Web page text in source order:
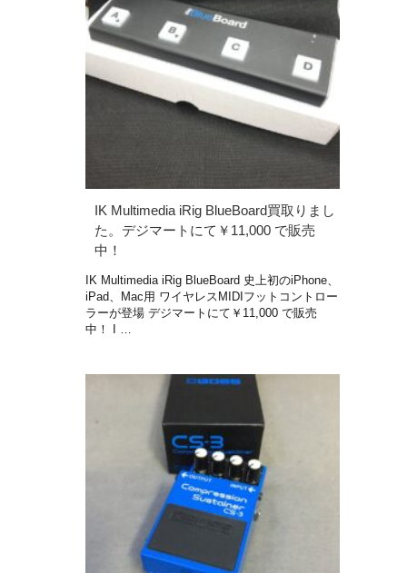
IK Multimedia iRig BlueBoard買取りまし
た。デジマートにて￥11,000 で販売
中！
IK Multimedia iRig BlueBoard 史上初のiPhone、
iPad、Mac用 ワイヤレスMIDIフットコントロー
ラーが登場 デジマートにて￥11,000 で販売
中！ I …